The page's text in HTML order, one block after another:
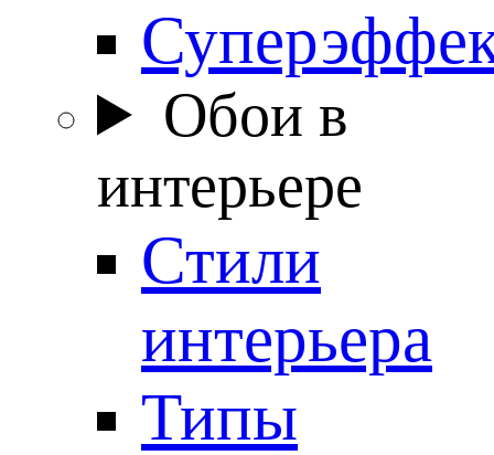
Обои в
интерьере
Стили
интерьера
Типы